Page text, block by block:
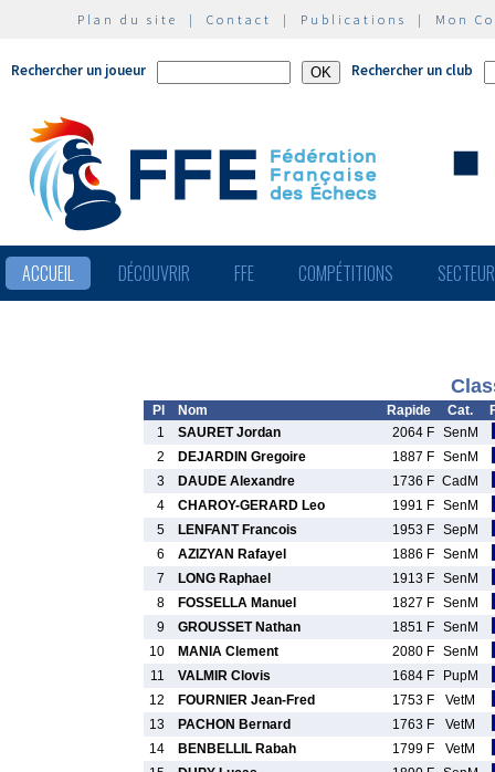
Plan du site | Contact | Publications | Mon
Rechercher un joueur Rechercher un club
ACCUEIL DÉCOUVRIR FFE COMPÉTITIONS
Pl Nom Rapide Cat.
1
SAURET Jordan 2064 F SenM
2
DEJARDIN Gregoire 1887 F SenM
3
DAUDE Alexandre 1736 F CadM
4
CHAROY-GERARD Leo 1991 F SenM
5
LENFANT Francois 1953 F SepM
6
AZIZYAN Rafayel 1886 F SenM
7
LONG Raphael 1913 F SenM
8
FOSSELLA Manuel 1827 F SenM
9
GROUSSET Nathan 1851 F SenM
10
MANIA Clement 2080 F SenM
11
VALMIR Clovis 1684 F
PupM
12
FOURNIER Jean-Fred 1753 F
VetM
13
PACHON Bernard 1763 F
VetM
14
BENBELLIL Rabah 1799 F
VetM